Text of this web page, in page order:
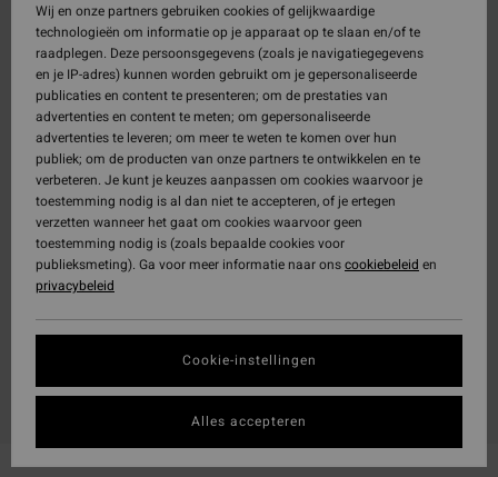
Wij en onze partners gebruiken cookies of gelijkwaardige
technologieën om informatie op je apparaat op te slaan en/of te
raadplegen. Deze persoonsgegevens (zoals je navigatiegegevens
en je IP-adres) kunnen worden gebruikt om je gepersonaliseerde
publicaties en content te presenteren; om de prestaties van
advertenties en content te meten; om gepersonaliseerde
advertenties te leveren; om meer te weten te komen over hun
publiek; om de producten van onze partners te ontwikkelen en te
verbeteren. Je kunt je keuzes aanpassen om cookies waarvoor je
toestemming nodig is al dan niet te accepteren, of je ertegen
verzetten wanneer het gaat om cookies waarvoor geen
toestemming nodig is (zoals bepaalde cookies voor
publieksmeting). Ga voor meer informatie naar onscookiebeleid en
privacybeleid
Cookie-instellingen
Alles accepteren